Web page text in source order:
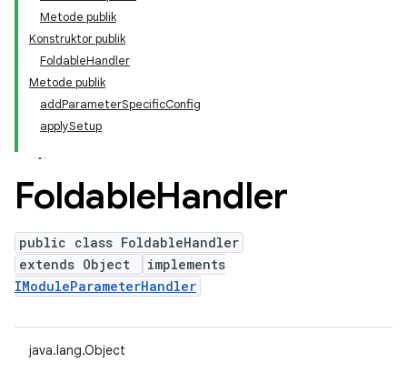
Metode publik
Konstruktor publik
FoldableHandler
Metode publik
addParameterSpecificConfig
applySetup
FoldableHandler
public class FoldableHandler
extends Object
implements
IModuleParameterHandler
java.lang.Object